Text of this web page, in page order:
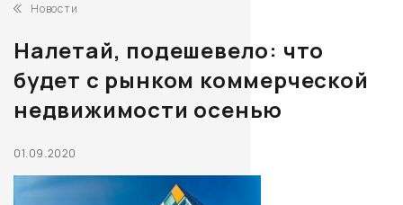
Новости
Налетай, подешевело: что
будет с рынком коммерческой
недвижимости осенью
01.09.2020